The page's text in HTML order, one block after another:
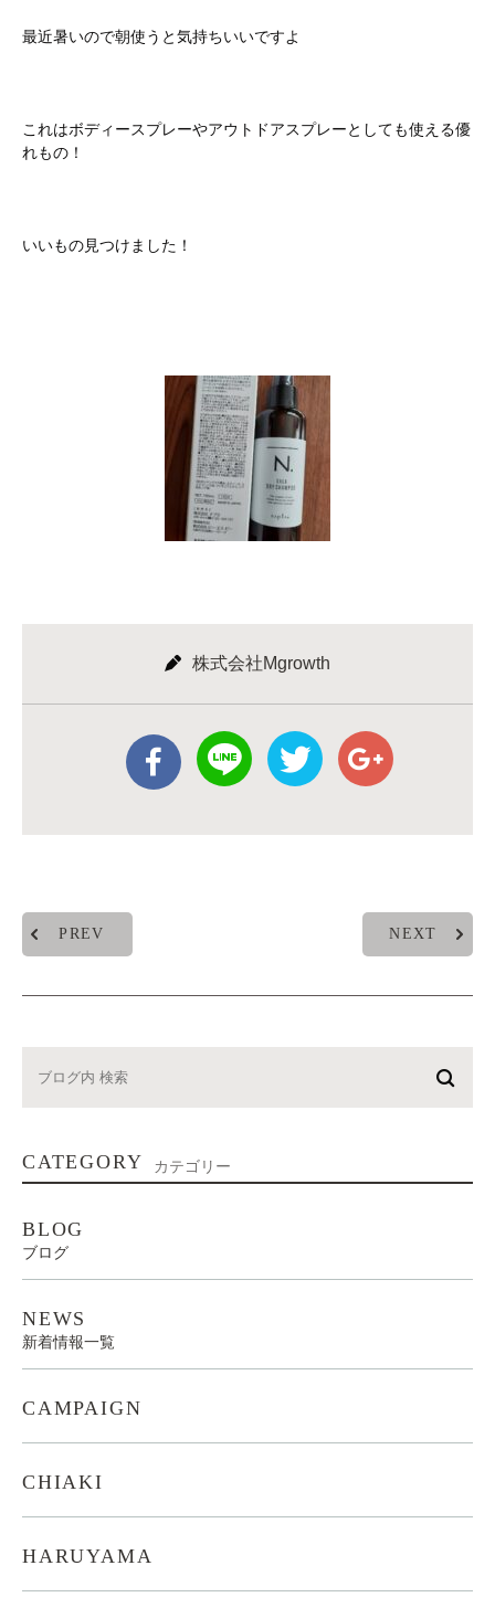
最近暑いので朝使うと気持ちいいですよ
これはボディースプレーやアウトドアスプレーとしても使える優
れもの！
いいもの見つけました！
株式会社Mgrowth
PREV NEXT
CATEGORY カテゴリー
BLOG
ブログ
NEWS
新着情報一覧
CAMPAIGN
CHIAKI
HARUYAMA